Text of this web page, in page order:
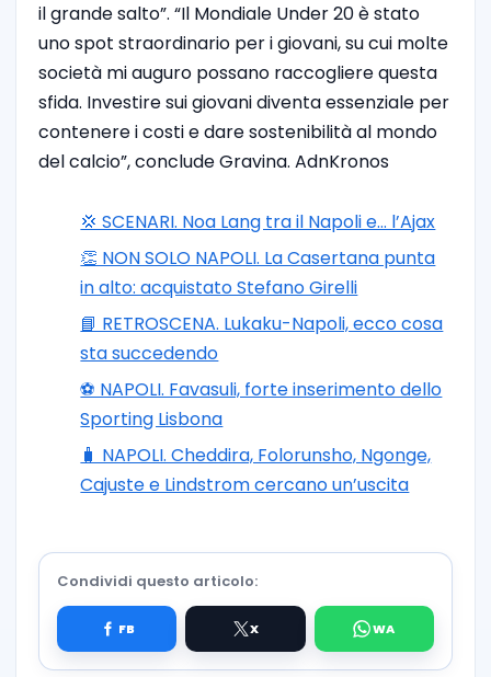
il grande salto”. “Il Mondiale Under 20 è stato
uno spot straordinario per i giovani, su cui molte
società mi auguro possano raccogliere questa
sfida. Investire sui giovani diventa essenziale per
contenere i costi e dare sostenibilità al mondo
del calcio”, conclude Gravina. AdnKronos
💢 SCENARI. Noa Lang tra il Napoli e… l’Ajax
👏 NON SOLO NAPOLI. La Casertana punta
in alto: acquistato Stefano Girelli
📘 RETROSCENA. Lukaku-Napoli, ecco cosa
sta succedendo
⚽️ NAPOLI. Favasuli, forte inserimento dello
Sporting Lisbona
🧳 NAPOLI. Cheddira, Folorunsho, Ngonge,
Cajuste e Lindstrom cercano un’uscita
Condividi questo articolo: